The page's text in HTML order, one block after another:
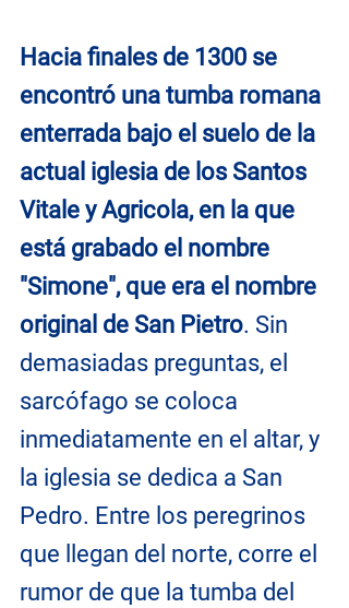
Hacia finales de 1300 se
encontró una tumba romana
enterrada bajo el suelo de la
actual iglesia de los Santos
Vitale y Agricola, en la que
está grabado el nombre
"Simone", que era el nombre
original de San Pietro. Sin
demasiadas preguntas, el
sarcófago se coloca
inmediatamente en el altar, y
la iglesia se dedica a San
Pedro. Entre los peregrinos
que llegan del norte, corre el
rumor de que la tumba del